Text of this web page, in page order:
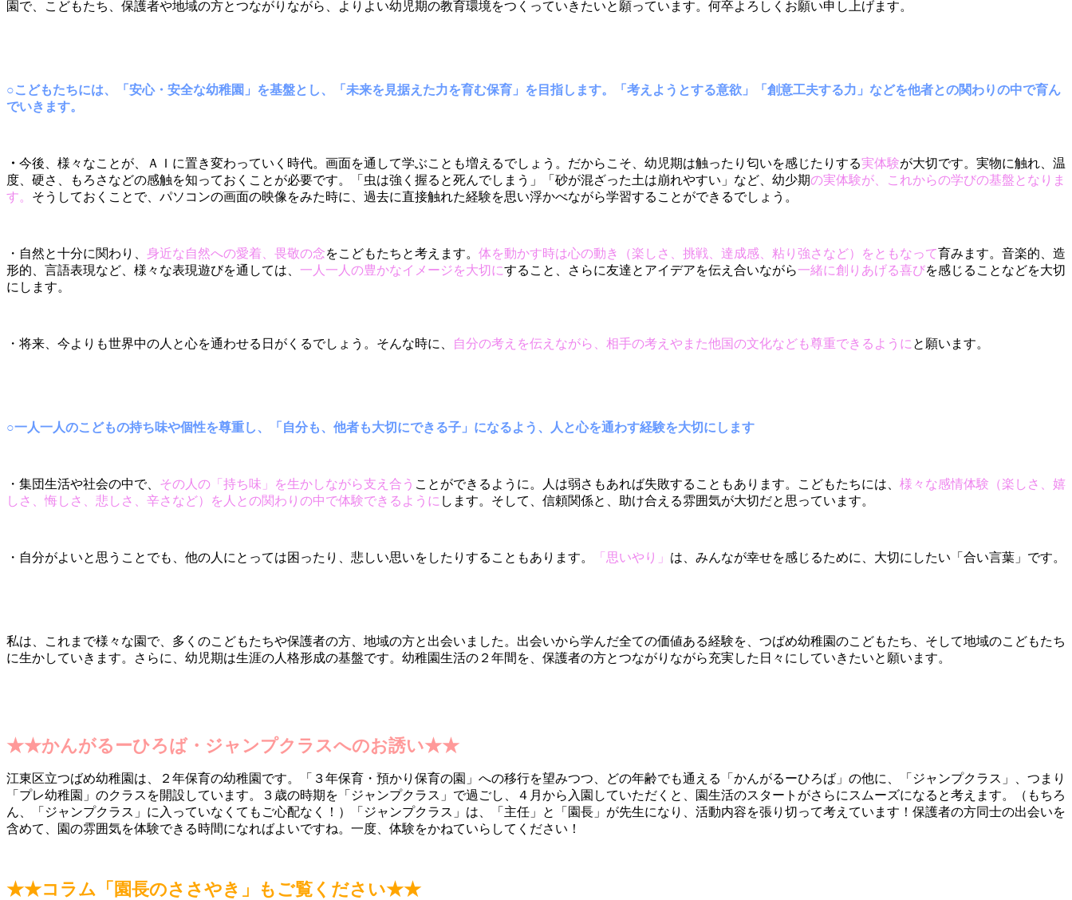
園で、こどもたち、保護者や地域の方とつながりながら、よりよい幼児期の教育環境をつくっていきたいと願っています。何卒よろしくお願い申し上げます。
○こどもたちには、「安心・安全な幼稚園」を基盤とし、「未来を見据えた力を育む保育」を目指します。「考えようとする意欲」「創意工夫する力」などを他者との関わりの中で育ん
でいきます。
・ 今後、様々なことが、ＡＩに置き変わっていく時代。画面を通して学ぶことも増えるでしょう。だからこそ、幼児期は触ったり匂いを感じたりする実体験が大切です。実物に触れ、温
度、硬さ、もろさなどの感触を知っておくことが必要です。「虫は強く握ると死んでしまう」「砂が混ざった土は崩れやすい」など、幼少期の実体験が、これからの学びの基盤となりま
す。 そうしておくことで、パソコンの画面の映像をみた時に、過去に直接触れた経験を思い浮かべながら学習することができるでしょう。
・自然と十分に関わり、 身近な自然への愛着、畏敬の念をこどもたちと考えます。 体を動かす時は心の動き（楽しさ、挑戦、達成感、粘り強さなど）をともなって育みます。音楽的、造
形的、言語表現など、様々な表現遊びを通しては、 一人一人の豊かなイメージを大切にすること、さらに友達とアイデアを伝え合いながら一緒に創りあげる喜びを感じることなどを大切
にします。
・将来、今よりも世界中の人と心を通わせる日がくるでしょう。そんな時に、 自分の考えを伝えながら、相手の考えやまた他国の文化なども尊重できるように と願います。
○一人一人のこどもの持ち味や個性を尊重し、「自分も、他者も大切にできる子」になるよう、人と心を通わす経験を大切にします
・集団生活や社会の中で、 その人の「持ち味」を生かしながら支え合う ことができるように。人は弱さもあれば失敗することもあります。こどもたちには、 様々な感情体験（楽しさ、嬉
しさ、悔しさ、悲しさ、辛さなど）を人との関わりの中で体験できるように します。そして、信頼関係と、助け合える雰囲気が大切だと思っています。
・自分がよいと思うことでも、他の人にとっては困ったり、悲しい思いをしたりすることもあります。 「思いやり」 は、みんなが幸せを感じるために、大切にしたい「合い言葉」です。
私は、これまで様々な園で、多くのこどもたちや保護者の方、地域の方と出会いました。出会いから学んだ全ての価値ある経験を、つばめ幼稚園のこどもたち、そして地域のこどもたち
に生かしていきます。さらに、幼児期は生涯の人格形成の基盤です。幼稚園生活の２年間を、保護者の方とつながりながら充実した日々にしていきたいと願います。
★★かんがるーひろば・ジャンプクラスへのお誘い★★
江東区立つばめ幼稚園は、２年保育の幼稚園です。「３年保育・預かり保育の園」への移行を望みつつ、どの年齢でも通える「かんがるーひろば」の他に、「ジャンプクラス」、つまり
「プレ幼稚園」のクラスを開設しています。３歳の時期を「ジャンプクラス」で過ごし、４月から入園していただくと、園生活のスタートがさらにスムーズになると考えます。（もちろ
ん、「ジャンプクラス」に入っていなくてもご心配なく！）「ジャンプクラス」は、「主任」と「園長」が先生になり、活動内容を張り切って考えています！保護者の方同士の出会いを
含めて、園の雰囲気を体験できる時間になればよいですね。一度、体験をかねていらしてください！
★★コラム「園長のささやき」もご覧ください★★